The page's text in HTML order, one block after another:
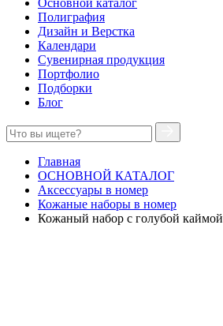
Основной каталог
Полиграфия
Дизайн и Верстка
Календари
Сувенирная продукция
Портфолио
Подборки
Блог
Главная
ОСНОВНОЙ КАТАЛОГ
Аксессуары в номер
Кожаные наборы в номер
Кожаный набор с голубой каймой